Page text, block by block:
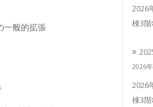
一般的拡張
2026
棟3
2026
2026
棟3